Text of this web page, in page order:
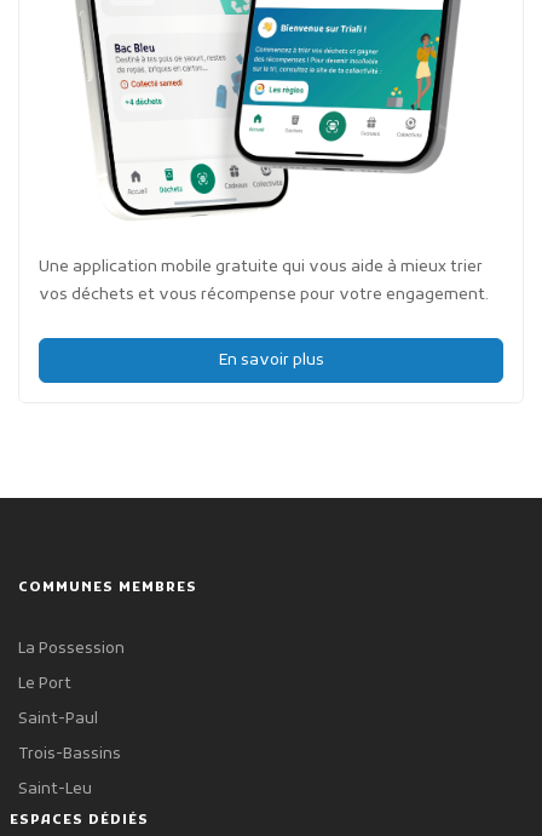
Une application mobile gratuite qui vous aide à mieux trier
vos déchets et vous récompense pour votre engagement.
En savoir plus
COMMUNES MEMBRES
La Possession
Le Port
Saint-Paul
Trois-Bassins
Saint-Leu
ESPACES DÉDIÉS